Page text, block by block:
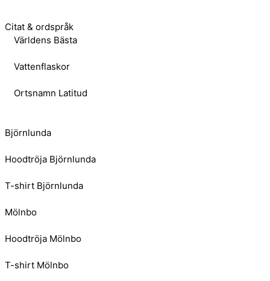
Citat & ordspråk
Världens Bästa
Vattenflaskor
Ortsnamn Latitud
Björnlunda
Hoodtröja Björnlunda
T-shirt Björnlunda
Mölnbo
Hoodtröja Mölnbo
T-shirt Mölnbo